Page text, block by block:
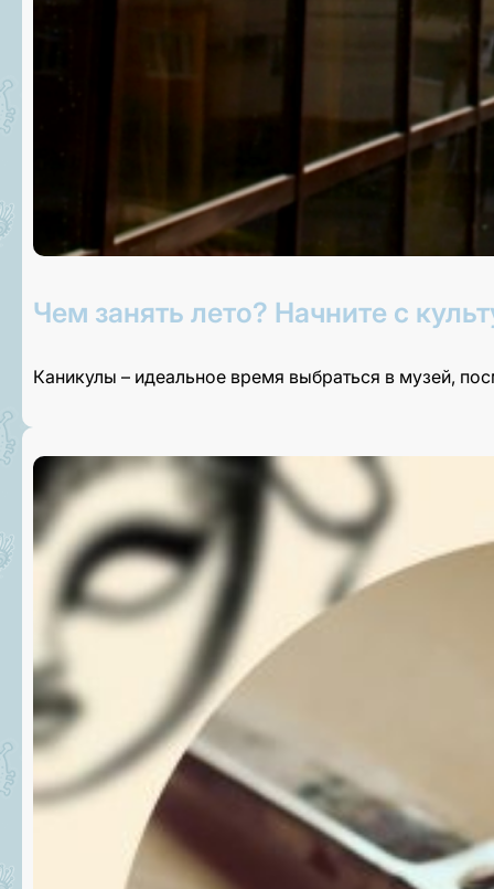
Чем занять лето? Начните с
Каникулы – идеальное время выбраться в музей,